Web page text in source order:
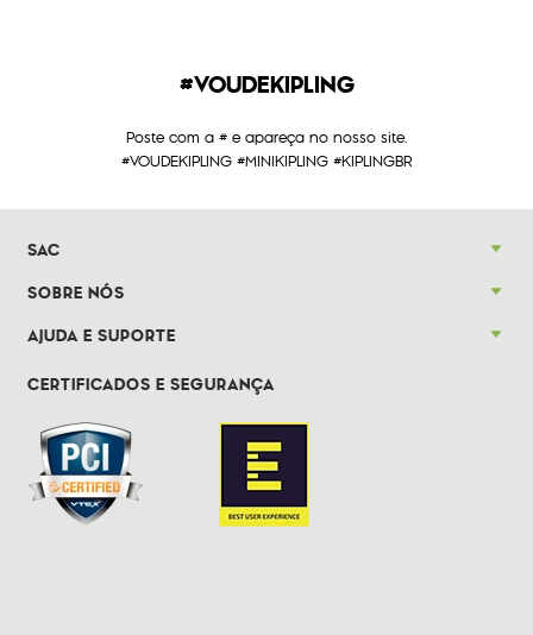
#VOUDEKIPLING
Poste com a # e apareça no nosso site.
#VOUDEKIPLING #MINIKIPLING #KIPLINGBR
SAC
SOBRE NÓS
AJUDA E SUPORTE
CERTIFICADOS E SEGURANÇA